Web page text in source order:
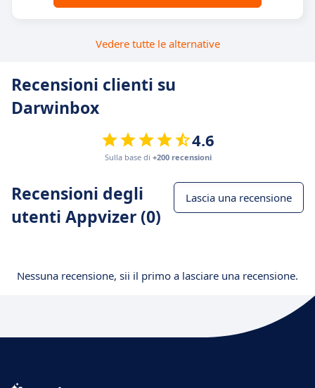
Vedere tutte le alternative
Recensioni clienti su
Darwinbox
4.6
Sulla base di +200 recensioni
Recensioni degli
utenti Appvizer (0)
Lascia una recensione
Nessuna recensione, sii il primo a lasciare una recensione.